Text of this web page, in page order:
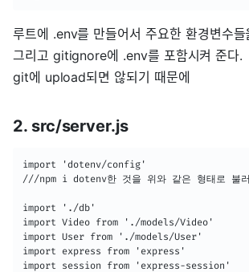
루트에 .env를 만들어서 주요한 환경변수들
그리고 gitignore에 .env를 포함시켜 준다.
git에 upload되면 않되기 때문에
2. src/server.js
import 'dotenv/config'
///npm i dotenv한 것을 위와 같은 형태로 불
import './db'
import Video from './models/Video'
import User from './models/User'
import express from 'express'
import session from 'express-session'